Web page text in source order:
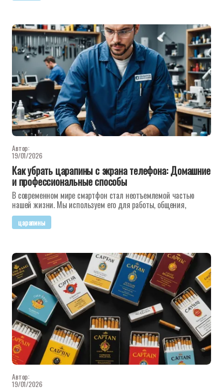
Автор:
19/01/2026
Как убрать царапины с экрана телефона: Домашние
и профессиональные способы
В современном мире смартфон стал неотъемлемой частью
нашей жизни. Мы используем его для работы, общения,
царапины
Автор:
19/01/2026